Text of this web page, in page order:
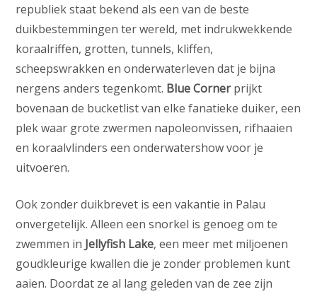
republiek staat bekend als een van de beste
duikbestemmingen ter wereld, met indrukwekkende
koraalriffen, grotten, tunnels, kliffen,
scheepswrakken en onderwaterleven dat je bijna
nergens anders tegenkomt. Blue Cornerprijkt
bovenaan de bucketlist van elke fanatieke duiker, een
plek waar grote zwermen napoleonvissen, rifhaaien
en koraalvlinders een onderwatershow voor je
uitvoeren.
Ook zonder duikbrevet is een vakantie in Palau
onvergetelijk. Alleen een snorkel is genoeg om te
zwemmen in Jellyfish Lake, een meer met miljoenen
goudkleurige kwallen die je zonder problemen kunt
aaien. Doordat ze al lang geleden van de zee zijn